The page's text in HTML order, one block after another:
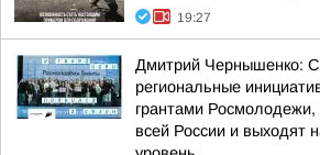
19:27
Дмитрий Чернышенко:
региональные
грантами
всей России и выходят